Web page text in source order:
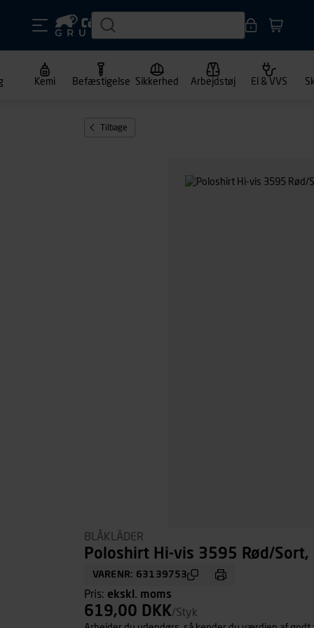
Kemi Befæstigelse Sikkerhed Arbejdstøj El & VVS
Tilbage
BLÅKLÄDER
Poloshirt Hi-vis 3595 Rød/Sort,
VARENR: 63139753
Pris: ekskl. moms
619,00 DKK/Styk